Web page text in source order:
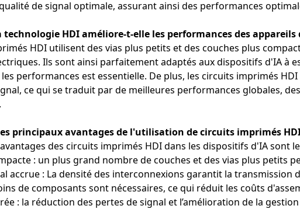
de signal optimale, assurant ainsi des performances
technologie HDI améliore-t-elle les performances des appareils
HDI utilisent des vias plus petits et des couches plus
Ils sont ainsi parfaitement adaptés aux dispositifs d'IA à
performances est essentielle. De plus, les circuits imprimés
ce qui se traduit par de meilleures performances globales,
principaux avantages de l'utilisation de circuits imprimés
des circuits imprimés HDI dans les dispositifs d'IA sont
: un plus grand nombre de couches et des vias plus petits
accrue : La densité des interconnexions garantit la transmission
de composants sont nécessaires, ce qui réduit les coûts
: la réduction des pertes de signal et l’amélioration de la